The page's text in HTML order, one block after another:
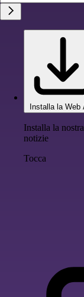
Installa la Web
Installa la
notizie
Tocca